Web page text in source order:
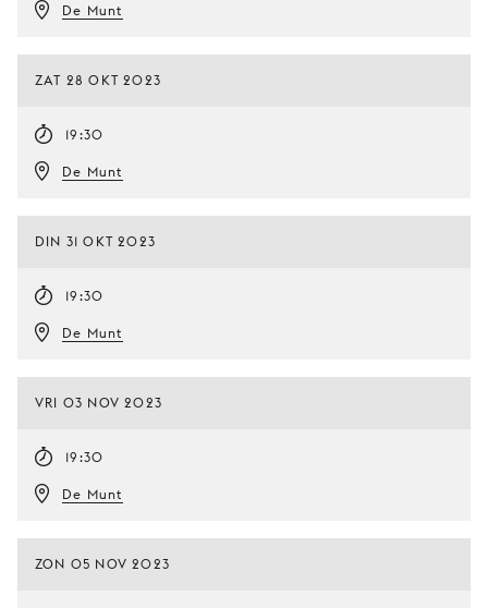
De Munt
ZAT 28 OKT 2023
19:30
De Munt
DIN 31 OKT 2023
19:30
De Munt
VRI 03 NOV 2023
19:30
De Munt
ZON 05 NOV 2023